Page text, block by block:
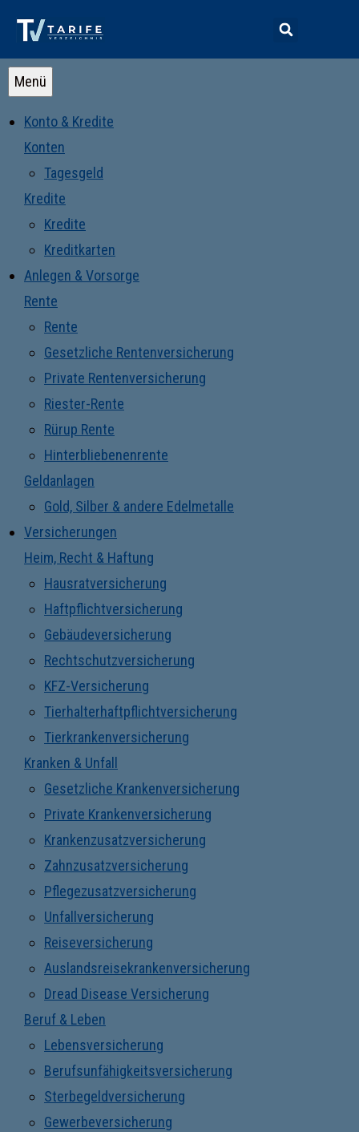
Menü
Konto & Kredite
Konten
Tagesgeld
Kredite
Kredite
Kreditkarten
Anlegen & Vorsorge
Rente
Rente
Gesetzliche Rentenversicherung
Private Rentenversicherung
Riester-Rente
Rürup Rente
Hinterbliebenenrente
Geldanlagen
Gold, Silber & andere Edelmetalle
Versicherungen
Heim, Recht & Haftung
Hausratversicherung
Haftpflichtversicherung
Gebäudeversicherung
Rechtschutzversicherung
KFZ-Versicherung
Tierhalterhaftpflichtversicherung
Tierkrankenversicherung
Kranken & Unfall
Gesetzliche Krankenversicherung
Private Krankenversicherung
Krankenzusatzversicherung
Zahnzusatzversicherung
Pflegezusatzversicherung
Unfallversicherung
Reiseversicherung
Auslandsreisekrankenversicherung
Dread Disease Versicherung
Beruf & Leben
Lebensversicherung
Berufsunfähigkeitsversicherung
Sterbegeldversicherung
Gewerbeversicherung